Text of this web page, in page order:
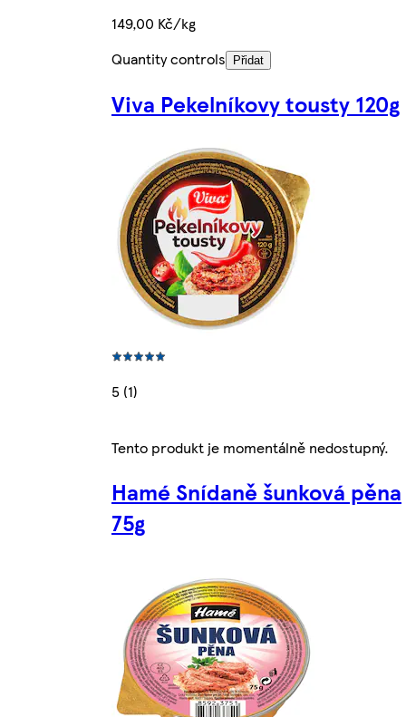
149,00 Kč/kg
Quantity controls
Přidat
Viva Pekelníkovy tousty 120g
5 (1)
Tento produkt je momentálně nedostupný.
Hamé Snídaně šunková pěna
75g